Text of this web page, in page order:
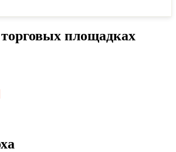
площадках